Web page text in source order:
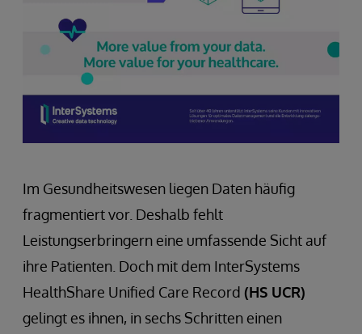
Im Gesundheitswesen liegen Daten häufig
fragmentiert vor. Deshalb fehlt
Leistungserbringern eine umfassende Sicht auf
ihre Patienten. Doch mit dem InterSystems
HealthShare Unified Care Record (HS UCR)
gelingt es ihnen, in sechs Schritten einen